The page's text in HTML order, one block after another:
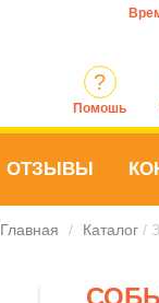
?
Помошь
ОТЗЫВЫ
Главная / Каталог /